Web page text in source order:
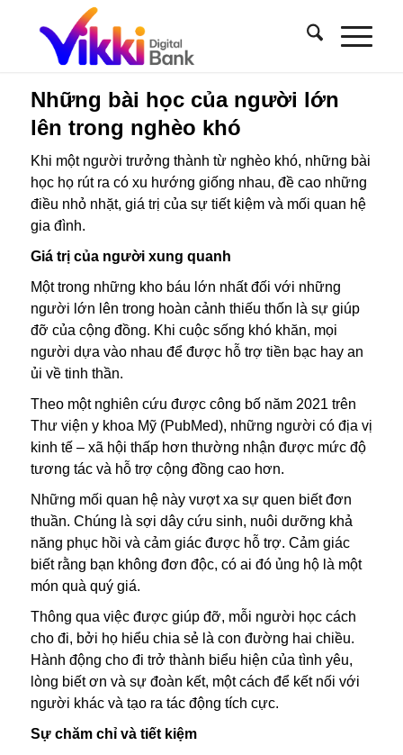
Những bài học của người lớn
lên trong nghèo khó
Khi một người trưởng thành từ nghèo khó, những bài
học họ rút ra có xu hướng giống nhau, đề cao những
điều nhỏ nhặt, giá trị của sự tiết kiệm và mối quan hệ
gia đình.
Giá trị của người xung quanh
Một trong những kho báu lớn nhất đối với những
người lớn lên trong hoàn cảnh thiếu thốn là sự giúp
đỡ của cộng đồng. Khi cuộc sống khó khăn, mọi
người dựa vào nhau để được hỗ trợ tiền bạc hay an
ủi về tinh thần.
Theo một nghiên cứu được công bố năm 2021 trên
Thư viện y khoa Mỹ (PubMed), những người có địa vị
kinh tế – xã hội thấp hơn thường nhận được mức độ
tương tác và hỗ trợ cộng đồng cao hơn.
Những mối quan hệ này vượt xa sự quen biết đơn
thuần. Chúng là sợi dây cứu sinh, nuôi dưỡng khả
năng phục hồi và cảm giác được hỗ trợ. Cảm giác
biết rằng bạn không đơn độc, có ai đó ủng hộ là một
món quà quý giá.
Thông qua việc được giúp đỡ, mỗi người học cách
cho đi, bởi họ hiểu chia sẻ là con đường hai chiều.
Hành động cho đi trở thành biểu hiện của tình yêu,
lòng biết ơn và sự đoàn kết, một cách để kết nối với
người khác và tạo ra tác động tích cực.
Sự chăm chỉ và tiết kiệm